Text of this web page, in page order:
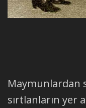
Maymunlardan
sırtlanların yer